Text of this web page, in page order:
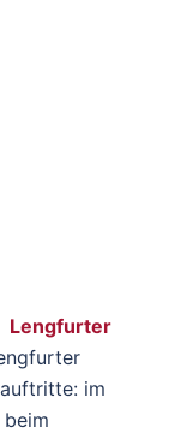
Lengfurter
im
beim